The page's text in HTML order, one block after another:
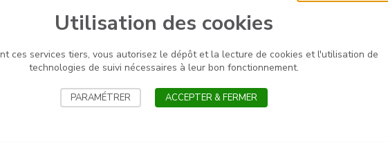
Utilisation des cookies
ces services tiers, vous autorisez le dépôt et la lecture de cookies et l'utilisation de
technologies de suivi nécessaires à leur bon fonctionnement.
PARAMÉTRER ACCEPTER & FERMER